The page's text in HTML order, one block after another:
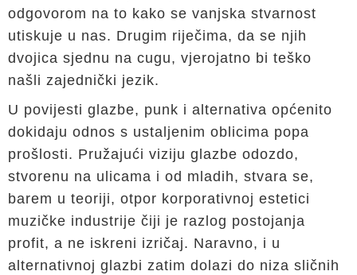
odgovorom na to kako se vanjska stvarnost
utiskuje u nas. Drugim riječima, da se njih
dvojica sjednu na cugu, vjerojatno bi teško
našli zajednički jezik.
U povijesti glazbe, punk i alternativa općenito
dokidaju odnos s ustaljenim oblicima popa
prošlosti. Pružajući viziju glazbe odozdo,
stvorenu na ulicama i od mladih, stvara se,
barem u teoriji, otpor korporativnoj estetici
muzičke industrije čiji je razlog postojanja
profit, a ne iskreni izričaj. Naravno, i u
alternativnoj glazbi zatim dolazi do niza sličnih